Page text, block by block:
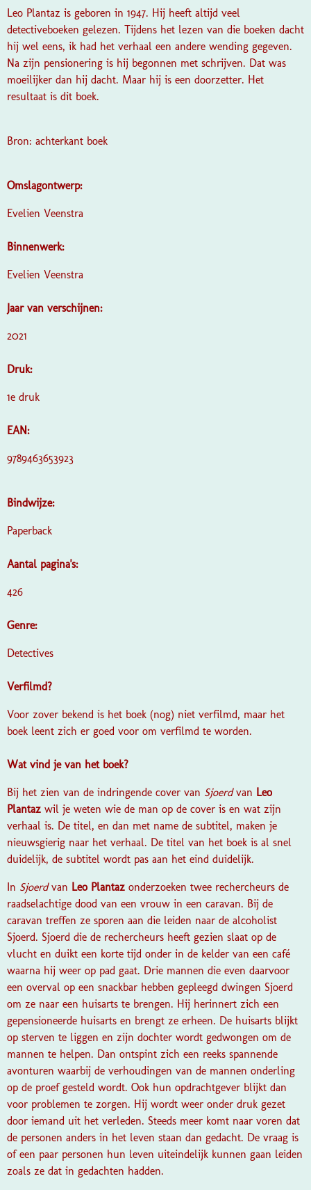
Leo Plantaz is geboren in 1947. Hij heeft altijd veel
detectiveboeken gelezen. Tijdens het lezen van die boeken dacht
hij wel eens, ik had het verhaal een andere wending gegeven.
Na zijn pensionering is hij begonnen met schrijven. Dat was
moeilijker dan hij dacht. Maar hij is een doorzetter. Het
resultaat is dit boek.
Bron: achterkant boek
Omslagontwerp:
Evelien Veenstra
Binnenwerk:
Evelien Veenstra
Jaar van verschijnen:
2021
Druk:
1e druk
EAN:
9789463653923
Bindwijze:
Paperback
Aantal pagina's:
426
Genre:
Detectives
Verfilmd?
Voor zover bekend is het boek (nog) niet verfilmd, maar het
boek leent zich er goed voor om verfilmd te worden.
Wat vind je van het boek?
Bij het zien van de indringende cover van Sjoerdvan Leo
Plantaz wil je weten wie de man op de cover is en wat zijn
verhaal is. De titel, en dan met name de subtitel, maken je
nieuwsgierig naar het verhaal. De titel van het boek is al snel
duidelijk, de subtitel wordt pas aan het eind duidelijk.
In Sjoerdvan Leo Plantaz onderzoeken twee rechercheurs de
raadselachtige dood van een vrouw in een caravan. Bij de
caravan treffen ze sporen aan die leiden naar de alcoholist
Sjoerd. Sjoerd die de rechercheurs heeft gezien slaat op de
vlucht en duikt een korte tijd onder in de kelder van een café
waarna hij weer op pad gaat. Drie mannen die even daarvoor
een overval op een snackbar hebben gepleegd dwingen Sjoerd
om ze naar een huisarts te brengen. Hij herinnert zich een
gepensioneerde huisarts en brengt ze erheen. De huisarts blijkt
op sterven te liggen en zijn dochter wordt gedwongen om de
mannen te helpen. Dan ontspint zich een reeks spannende
avonturen waarbij de verhoudingen van de mannen onderling
op de proef gesteld wordt. Ook hun opdrachtgever blijkt dan
voor problemen te zorgen. Hij wordt weer onder druk gezet
door iemand uit het verleden. Steeds meer komt naar voren dat
de personen anders in het leven staan dan gedacht. De vraag is
of een paar personen hun leven uiteindelijk kunnen gaan leiden
zoals ze dat in gedachten hadden.